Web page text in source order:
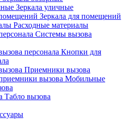
Зеркала уличные
Зеркала для помещений
Расходные материалы
Системы вызова
Кнопки для
Приемники вызова
Мобильные
Табло вызова